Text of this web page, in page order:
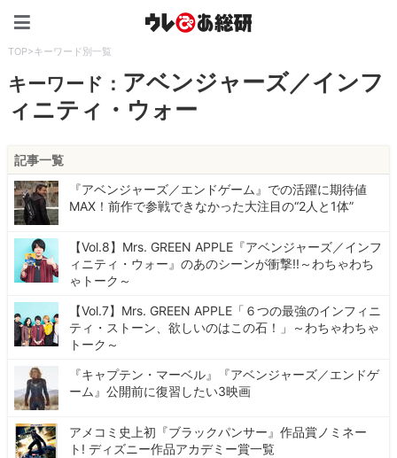
TOP>キーワード別一覧
キーワード： アベンジャーズ／インフ
ィニティ・ウォー
記事一覧
『アベンジャーズ／エンドゲーム』での活躍に期待値
MAX！前作で参戦できなかった大注目の“2人と1体”
【Vol.8】Mrs. GREEN APPLE『アベンジャーズ／インフ
ィニティ・ウォー』のあのシーンが衝撃!!～わちゃわち
ゃトーク～
【Vol.7】Mrs. GREEN APPLE「６つの最強のインフィニ
ティ・ストーン、欲しいのはこの石！」～わちゃわちゃ
トーク～
『キャプテン・マーベル』『アベンジャーズ／エンドゲ
ーム』公開前に復習したい3映画
アメコミ史上初『ブラックパンサー』作品賞ノミネー
ト! ディズニー作品アカデミー賞一覧